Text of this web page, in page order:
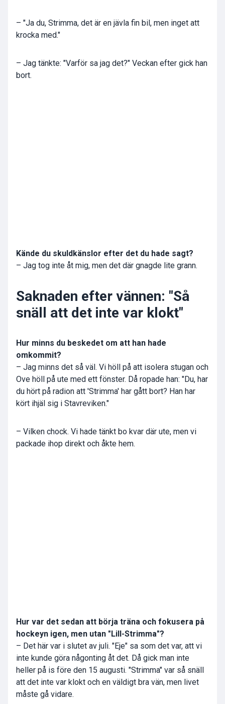
– "Ja du, Strimma, det är en jävla fin bil, men inget att
krocka med."
– Jag tänkte: "Varför sa jag det?" Veckan efter gick han
bort.
Kände du skuldkänslor efter det du hade sagt?
– Jag tog inte åt mig, men det där gnagde lite grann.
Saknaden efter vännen: "Så
snäll att det inte var klokt"
Hur minns du beskedet om att han hade
omkommit?
– Jag minns det så väl. Vi höll på att isolera stugan och
Ove höll på ute med ett fönster. Då ropade han: "Du, har
du hört på radion att 'Strimma' har gått bort? Han har
kört ihjäl sig i Stavreviken."
– Vilken chock. Vi hade tänkt bo kvar där ute, men vi
packade ihop direkt och åkte hem.
Hur var det sedan att börja träna och fokusera på
hockeyn igen, men utan "Lill-Strimma"?
– Det här var i slutet av juli. "Eje" sa som det var, att vi
inte kunde göra någonting åt det. Då gick man inte
heller på is före den 15 augusti. "Strimma" var så snäll
att det inte var klokt och en väldigt bra vän, men livet
måste gå vidare.